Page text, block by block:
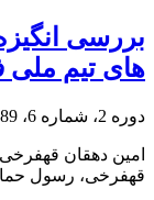
بررسی
های تیم ملی
دوره 2، شماره 6، 1389، صفحه
امین دهقان
قهفرخی، رسول